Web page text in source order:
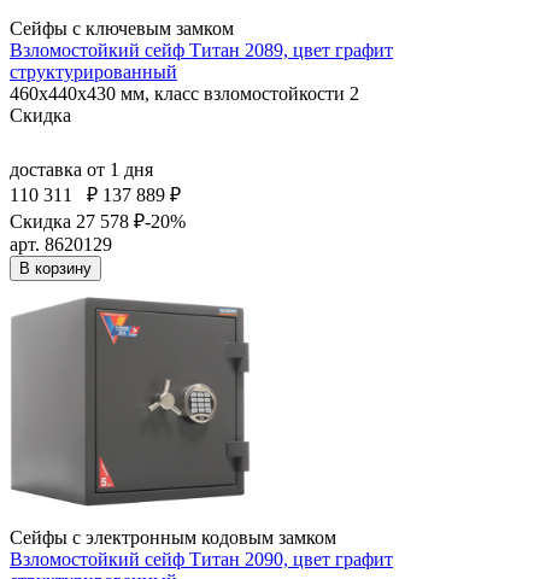
Сейфы с ключевым замком
Взломостойкий сейф Титан 2089, цвет графит
структурированный
460x440x430 мм, класс взломостойкости 2
Скидка
доставка от 1 дня
110 311
₽ 137 889 ₽
Скидка 27 578 ₽-20%
арт. 8620129
В корзину
Сейфы с электронным кодовым замком
Взломостойкий сейф Титан 2090, цвет графит